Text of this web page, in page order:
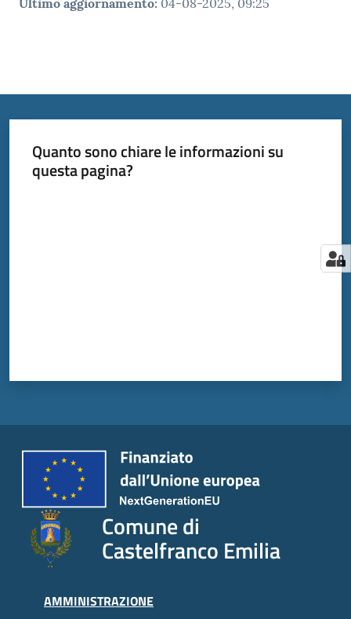
Ultimo aggiornamento: 04-08-2025, 09:25
Quanto sono chiare le informazioni su
questa pagina?
Comune di
Castelfranco Emilia
AMMINISTRAZIONE